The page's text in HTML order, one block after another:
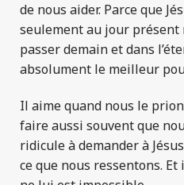
de nous aider. Parce que
seulement au jour présent
passer demain et dans
absolument le meilleur
Il aime quand nous le
faire aussi souvent que
ridicule à demander à
ce que nous ressentons.